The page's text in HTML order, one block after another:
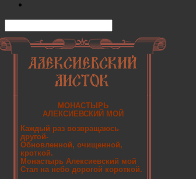
МОНАСТЫРЬ
АЛЕКСИЕВСКИЙ МОЙ
Каждый раз возвращаюсь
другой-
Обновленной, очищенной,
кроткой.
Монастырь Алексиевский мой
Стал на небо дорогой короткой.